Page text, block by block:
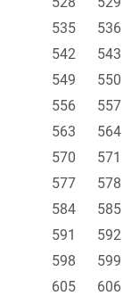
535
536
542
543
549
550
556
557
563
564
570
571
577
578
584
585
591
592
598
599
605
606